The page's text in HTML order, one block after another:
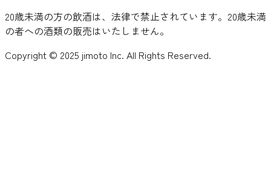
20歳未満の方の飲酒は、法律で禁止されています。20歳未満
の者への酒類の販売はいたしません。
Copyright © 2025 jimoto Inc. All Rights Reserved.